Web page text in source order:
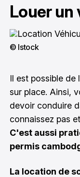
Louer un
© Istock
Il est possible de
sur place. Ainsi,
devoir conduire
connaissez pas
C'est aussi
permis
La location de